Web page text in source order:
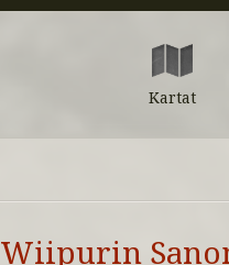
Kartat
Wiipurin